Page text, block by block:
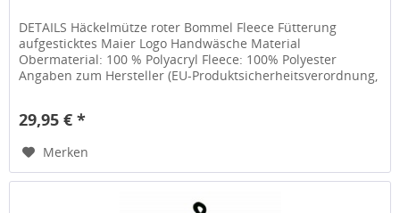
DETAILS Häckelmütze roter Bommel Fleece Fütterung
aufgesticktes Maier Logo Handwäsche Material
Obermaterial: 100 % Polyacryl Fleece: 100% Polyester
Angaben zum Hersteller (EU-Produktsicherheitsverordnung,
29,95 € *
Merken